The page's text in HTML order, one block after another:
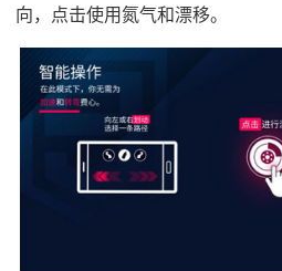
向，点击使用氮气和漂移。